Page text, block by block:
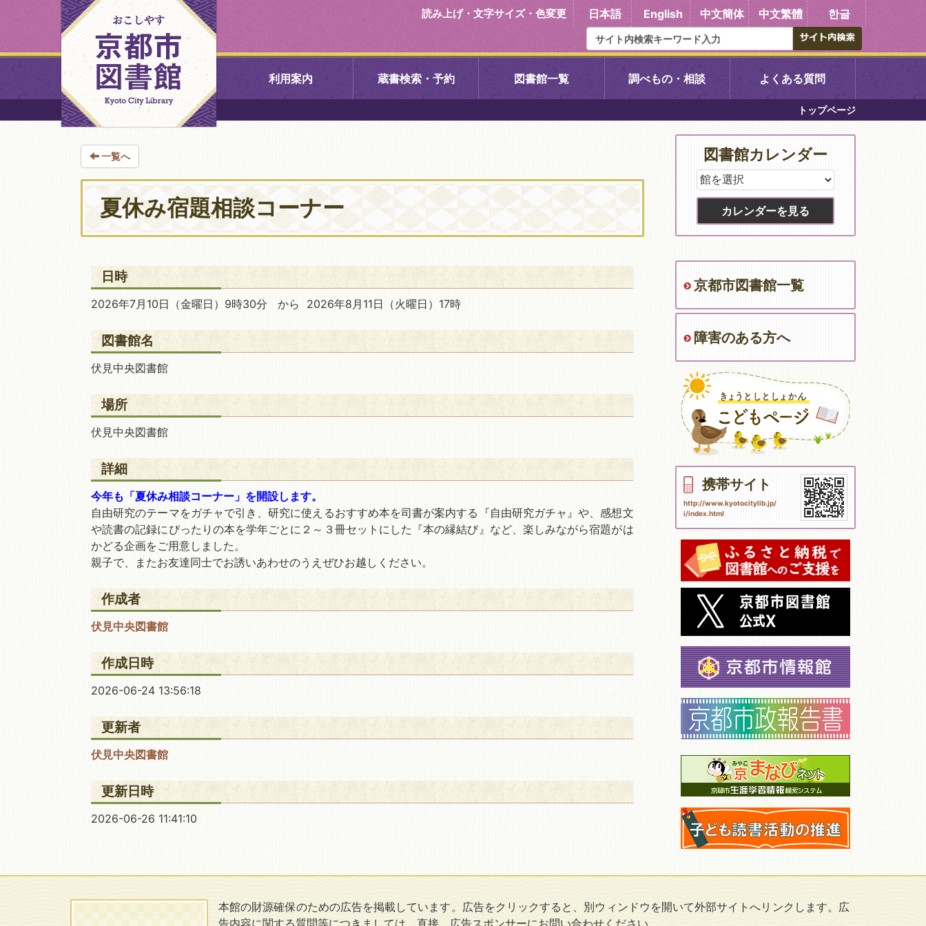
読み上げ・文字サイズ・色変更 日本語 English 中文簡体 中文繁體 한글
利用案内 蔵書検索・予約 図書館一覧
中央図書館 右京中央図書館 伏見中央図書館 醍醐中央図書館
東山図書館
山科図書館 下京図書館 南図書館 吉祥院図書館
久世ふれあいセンター図
西京図書館 洛西図書館 向島図書館
コミュニティプラザ深草
図書館
調べもの・相談 よくある質問
トップページ
一覧へ
夏休み宿題相談コーナー
日時
2026年7月10日 （金曜日）9時30分 から 2026年8月11日 （火曜日）17時
図書館名
伏見中央図書館
場所
伏見中央図書館
詳細
今年も「夏休み相談コーナー」を開設します。
自由研究のテーマをガチャで引き、研究に使えるおすすめ本を司書が案内する『自由研究ガチャ』や、感想文
や読書の記録にぴったりの本を学年ごとに２～３冊セットにした『本の縁結び』など、楽しみながら宿題がは
かどる企画をご用意しました。
親子で、またお友達同士でお誘いあわせのうえぜひお越しください。
作成者
伏見中央図書館
作成日時
2026-06-24 13:56:18
更新者
伏見中央図書館
更新日時
2026-06-26 11:41:10
図書館カレンダー
京都市図書館一覧
障害のある方へ
携帯サイト
http://www.kyotocitylib.jp/
i/index.html
本館の財源確保のための広告を掲載しています。広告をクリックすると、別ウィンドウを開いて外部サイトへリンクします。広
告内容に関する質問等につきましては、直接、広告スポンサーにお問い合わせください。